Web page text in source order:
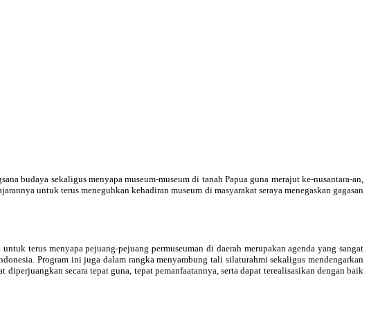
budaya sekaligus menyapa museum-museum di tanah Papua guna merajut ke-nusantara-an,
untuk terus meneguhkan kehadiran museum di masyarakat seraya menegaskan gagasan
terus menyapa pejuang-pejuang permuseuman di daerah merupakan agenda yang sangat
Program ini juga dalam rangka menyambung tali silaturahmi sekaligus mendengarkan
secara tepat guna, tepat pemanfaatannya, serta dapat terealisasikan dengan baik